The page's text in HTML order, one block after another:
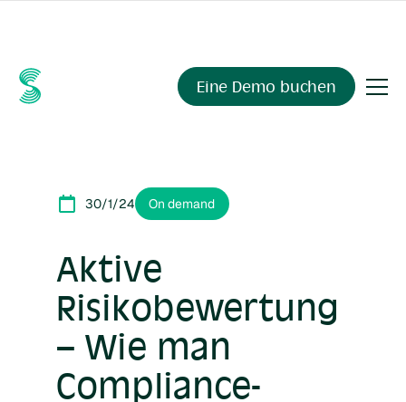
Eine Demo buchen
30/1/24 On demand
Aktive
Risikobewertung
– Wie man
Compliance-